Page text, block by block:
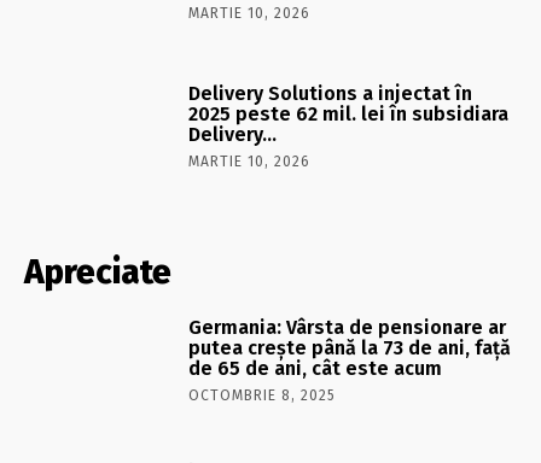
MARTIE 10, 2026
Delivery Solutions a injectat în
2025 peste 62 mil. lei în subsidiara
Delivery…
MARTIE 10, 2026
Apreciate
Germania: Vârsta de pensionare ar
putea crește până la 73 de ani, față
de 65 de ani, cât este acum
OCTOMBRIE 8, 2025